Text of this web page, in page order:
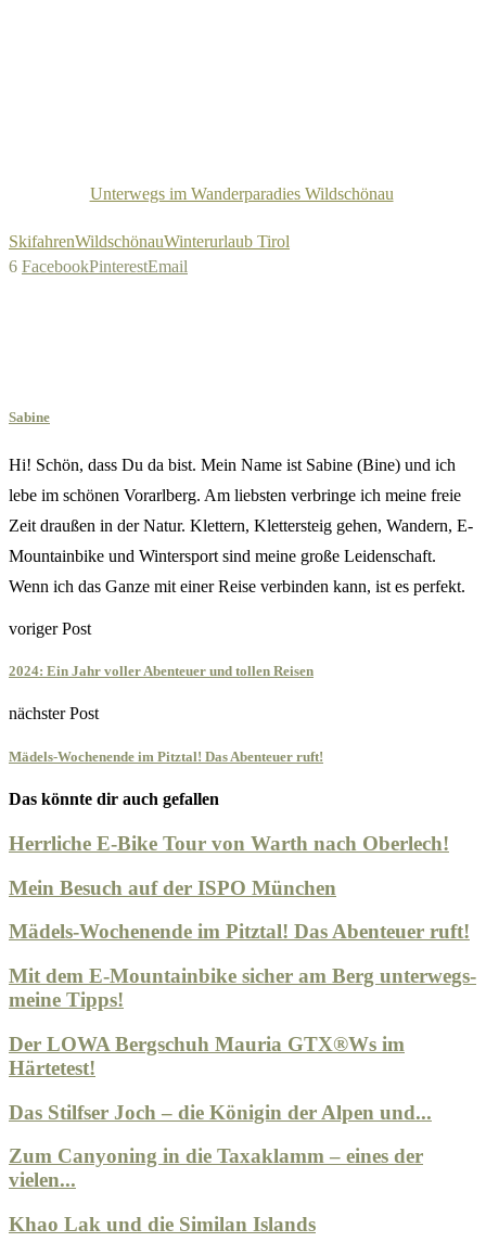
Unterwegs im Wanderparadies Wildschönau
SkifahrenWildschönauWinterurlaub Tirol
6 FacebookPinterestEmail
Sabine
Hi! Schön, dass Du da bist. Mein Name ist Sabine (Bine) und ich
lebe im schönen Vorarlberg. Am liebsten verbringe ich meine freie
Zeit draußen in der Natur. Klettern, Klettersteig gehen, Wandern, E-
Mountainbike und Wintersport sind meine große Leidenschaft.
Wenn ich das Ganze mit einer Reise verbinden kann, ist es perfekt.
voriger Post
2024: Ein Jahr voller Abenteuer und tollen Reisen
nächster Post
Mädels-Wochenende im Pitztal! Das Abenteuer ruft!
Das könnte dir auch gefallen
Herrliche E-Bike Tour von Warth nach Oberlech!
Mein Besuch auf der ISPO München
Mädels-Wochenende im Pitztal! Das Abenteuer ruft!
Mit dem E-Mountainbike sicher am Berg unterwegs-
meine Tipps!
Der LOWA Bergschuh Mauria GTX®Ws im
Härtetest!
Das Stilfser Joch – die Königin der Alpen und...
Zum Canyoning in die Taxaklamm – eines der
vielen...
Khao Lak und die Similan Islands